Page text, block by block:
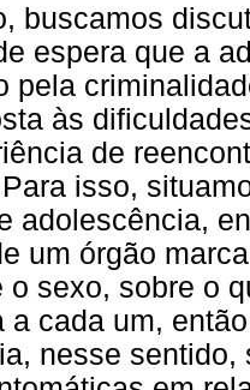
buscamos
espera que a
pela
às
de
isso,
adolescência,
um órgão
o sexo, sobre o
a cada um,
nesse